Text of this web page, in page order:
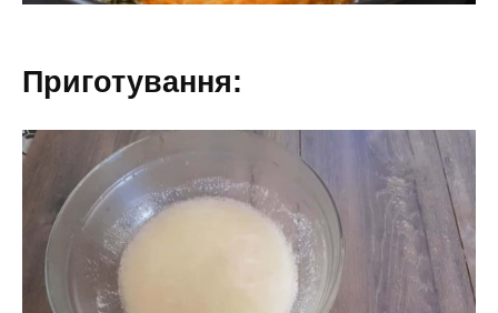
Приготування: